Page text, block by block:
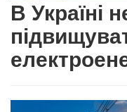
В Україні